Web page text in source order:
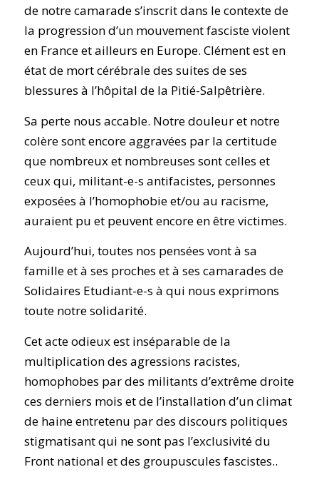
de notre camarade s’inscrit dans le contexte de
la progression d’un mouvement fasciste violent
en France et ailleurs en Europe. Clément est en
état de mort cérébrale des suites de ses
blessures à l’hôpital de la Pitié-Salpêtrière.
Sa perte nous accable. Notre douleur et notre
colère sont encore aggravées par la certitude
que nombreux et nombreuses sont celles et
ceux qui, militant-e-s antifacistes, personnes
exposées à l’homophobie et/ou au racisme,
auraient pu et peuvent encore en être victimes.
Aujourd’hui, toutes nos pensées vont à sa
famille et à ses proches et à ses camarades de
Solidaires Etudiant-e-s à qui nous exprimons
toute notre solidarité.
Cet acte odieux est inséparable de la
multiplication des agressions racistes,
homophobes par des militants d’extrême droite
ces derniers mois et de l’installation d’un climat
de haine entretenu par des discours politiques
stigmatisant qui ne sont pas l’exclusivité du
Front national et des groupuscules fascistes..